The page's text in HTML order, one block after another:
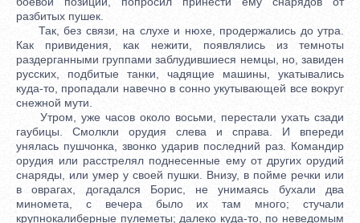
разбитых пушек.
Так, без связи, на слухе и нюхе, продержались до утра.
Как привидения, как нежити, появлялись из темноты
раздерганными группами заблудившиеся немцы, но, завиден
русских, подбитые танки, чадящие машины, укатывались
куда-то, пропадали навечно в сонно укутывающей все вокруг
снежной мути.
Утром, уже часов около восьми, перестали ухать сзади
гаубицы. Смолкли орудия слева и справа. И впереди
унялась пушчонка, звонко ударив последний раз. Командир
орудия или расстрелял поднесенные ему от других орудий
снаряды, или умер у своей пушки. Внизу, в пойме речки или
в оврагах, догадался Борис, не унимаясь бухали два
миномета, с вечера было их там много; стучали
крупнокалиберные пулеметы; далеко куда-то, по неведомым